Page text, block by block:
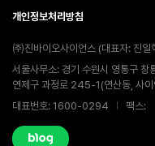
개인정보처리방침
㈜진바이오사이언스 (대표자: 진일
서울사무소: 경기 수원시 영통구
연제구 과정로 245-1(연산동, 사이
대표번호: 1600-0294
팩스: